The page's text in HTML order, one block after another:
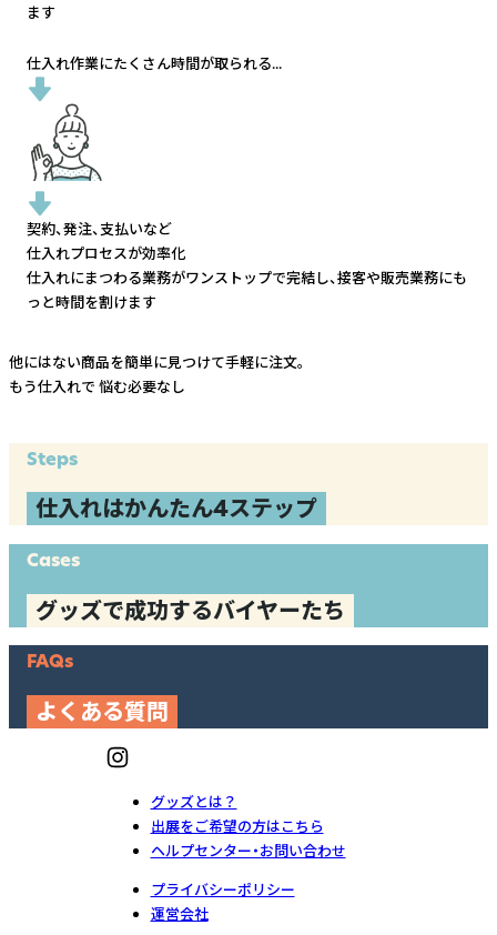
ます
仕入れ作業にたくさん時間が取られる...
契約、発注、支払いなど
仕入れプロセスが効率化
仕入れにまつわる業務がワンストップで完結し、接客や販売業務にも
っと時間を割けます
他にはない商品を簡単に見つけて手軽に注文。
もう仕入れで 悩む必要なし
Steps
仕入れはかんたん4ステップ
Cases
グッズで成功するバイヤーたち
FAQs
よくある質問
グッズとは？
出展をご希望の方はこちら
ヘルプセンター・お問い合わせ
プライバシーポリシー
運営会社